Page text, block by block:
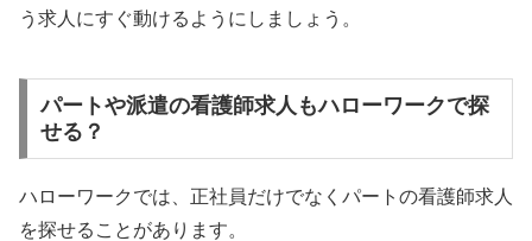
う求人にすぐ動けるようにしましょう。
パートや派遣の看護師求人もハローワークで探
せる？
ハローワークでは、正社員だけでなくパートの看護師求人
を探せることがあります。